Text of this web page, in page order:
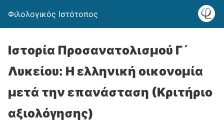
Φιλολογικός Ιστότοπος
Ιστορία Προσανατολισμού Γ´
Λυκείου: Η ελληνική οικονομία
μετά την επανάσταση (Κριτήριο
αξιολόγησης)